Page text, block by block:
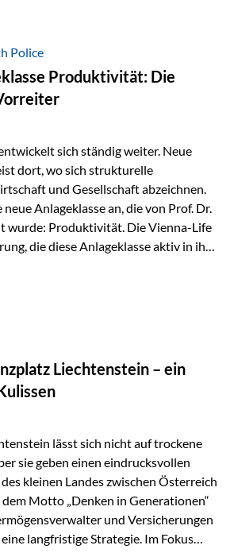
konnten. Die anspruchsvolle
und 680 Höhenmetern
und Teilnehmer vor eine
Doch…
Police
Produktivität: Die
sich ständig weiter. Neue
dort, wo sich strukturelle
und Gesellschaft abzeichnen.
Anlageklasse an, die von Prof. Dr.
wurde: Produktivität. Die Vienna-Life
die diese Anlageklasse aktiv in ihre
Thema Produktivität setzen? Die
verändern die Spielregeln für
adressiert genau diese
wirtschaftliches Wachstum
entsteht, also
Unternehmen, mehr…
Liechtenstein – ein
lässt sich nicht auf trockene
sie geben einen eindrucksvollen
kleinen Landes zwischen Österreich
und Versicherungen
langfristige Strategie. Im Fokus